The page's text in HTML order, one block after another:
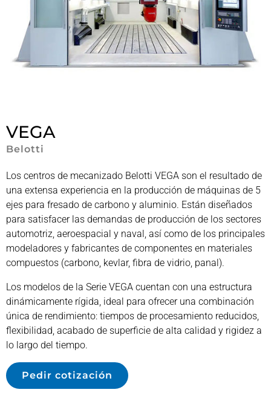
VEGA
Belotti
Los centros de mecanizado Belotti VEGA son el resultado de
una extensa experiencia en la producción de máquinas de 5
ejes para fresado de carbono y aluminio. Están diseñados
para satisfacer las demandas de producción de los sectores
automotriz, aeroespacial y naval, así como de los principales
modeladores y fabricantes de componentes en materiales
compuestos (carbono, kevlar, fibra de vidrio, panal).
Los modelos de la Serie VEGA cuentan con una estructura
dinámicamente rígida, ideal para ofrecer una combinación
única de rendimiento: tiempos de procesamiento reducidos,
flexibilidad, acabado de superficie de alta calidad y rigidez a
lo largo del tiempo.
Pedir cotización